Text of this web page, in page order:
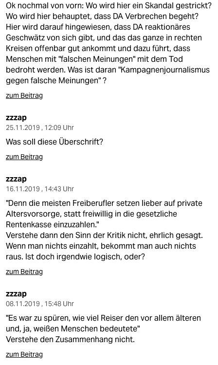
Ok nochmal von vorn: Wo wird hier ein Skandal gestrickt?
Wo wird hier behauptet, dass DA Verbrechen begeht?
Hier wird darauf hingewiesen, dass DA reaktionäres
Geschwätz von sich gibt, und das das ganze in rechten
Kreisen offenbar gut ankommt und dazu führt, dass
Menschen mit "falschen Meinungen" mit dem Tod
bedroht werden. Was ist daran "Kampagnenjournalismus
gegen falsche Meinungen" ?
zum Beitrag
zzzap
25.11.2019 , 12:09 Uhr
Was soll diese Überschrift?
zum Beitrag
zzzap
16.11.2019 , 14:43 Uhr
"Denn die meisten Freiberufler setzen lieber auf private
Altersvorsorge, statt freiwillig in die gesetzliche
Rentenkasse einzuzahlen."
Verstehe dann den Sinn der Kritik nicht, ehrlich gesagt.
Wenn man nichts einzahlt, bekommt man auch nichts
raus. Ist doch irgendwie logisch, oder?
zum Beitrag
zzzap
08.11.2019 , 15:48 Uhr
"Es war zu spüren, wie viel Reiser den vor allem älteren
und, ja, weißen ­Menschen bedeutete"
Verstehe den Zusammenhang nicht.
zum Beitrag